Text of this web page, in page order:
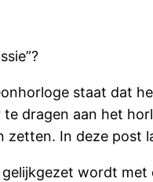
staat dat
dragen aan het
zetten. In deze post
wordt met